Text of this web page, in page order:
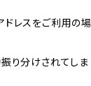
レスをご利用の場
り分けされてしま